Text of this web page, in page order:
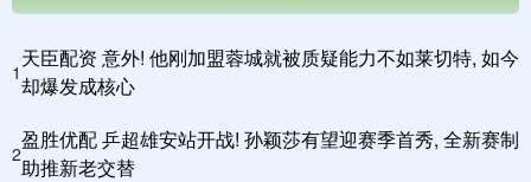
1
天臣配资 意外! 他刚加盟蓉城就被质疑能力不如莱切特, 如今
却爆发成核心
2
盈胜优配 乒超雄安站开战! 孙颖莎有望迎赛季首秀, 全新赛制
助推新老交替